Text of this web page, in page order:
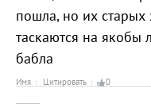
пошла, но их
таскаются на якобы
бабла
Имя Цитировать 0